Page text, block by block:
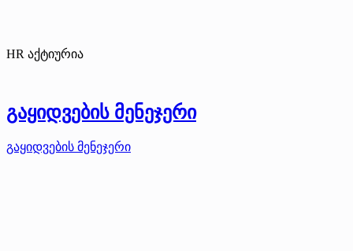
HR აქტიურია
გაყიდვების მენეჯერი
გაყიდვების მენეჯერი